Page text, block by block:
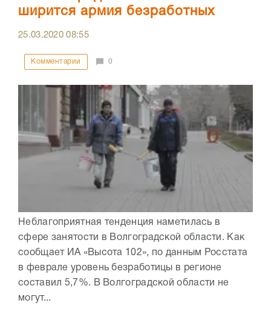
ширится армия безработных
25.03.202008:55
Комментарии 0
Неблагоприятная тенденция наметилась в
сфере занятости в Волгоградской области. Как
сообщает ИА «Высота 102», по данным Росстата
в феврале уровень безработицы в регионе
составил 5,7%. В Волгоградской области не
могут...